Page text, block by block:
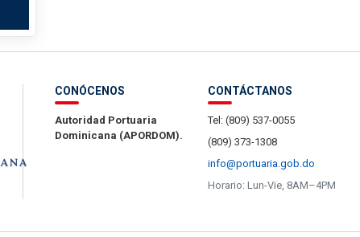
CONÓCENOS
Autoridad Portuaria
Dominicana (APORDOM).
CONTÁCTANOS
Tel: (809) 537-0055
(809) 373-1308
info@portuaria.gob.do
Horario: Lun-Vie, 8AM–4PM